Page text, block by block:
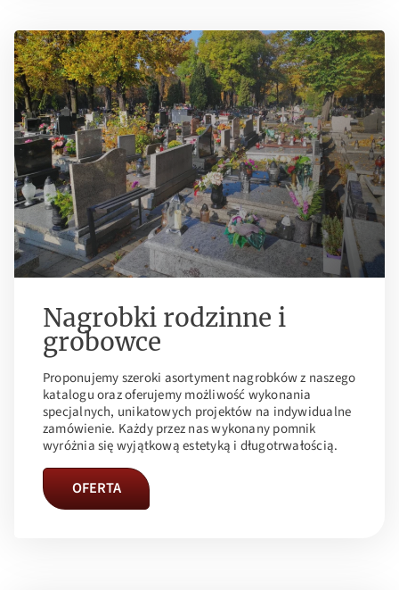
Nagrobki rodzinne i
grobowce
Proponujemy szeroki asortyment nagrobków z naszego
katalogu oraz oferujemy możliwość wykonania
specjalnych, unikatowych projektów na indywidualne
zamówienie. Każdy przez nas wykonany pomnik
wyróżnia się wyjątkową estetyką i długotrwałością.
OFERTA